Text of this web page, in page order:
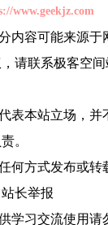
www.geekjz.com
内容可能来源于
请联系极客空间
表本站立场，并
。
何方式发布或转
长举报
学习交流使用请